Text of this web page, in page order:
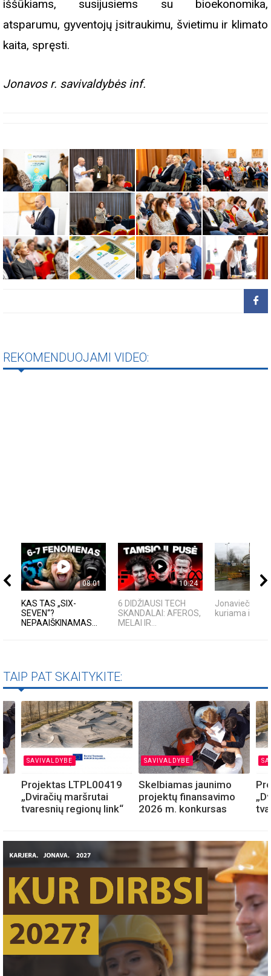
iššūkiams, susijusiems su bioekonomika,
atsparumu, gyventojų įsitraukimu, švietimu ir klimato
kaita, spręsti.
Jonavos r. savivaldybės inf.
REKOMENDUOJAMI VIDEO:
08:01
KAS TAS „SIX-
SEVEN“?
NEPAAIŠKINAMAS...
10:24
6 DIDŽIAUSI TECH
SKANDALAI: AFEROS,
MELAI IR...
Jonaviečių
kuriama
TAIP PAT SKAITYKITE:
SAVIVALDYBE
Projektas LTPL00419
„Dviračių maršrutai
tvaresnių regionų link“
SAVIVALDYBE
Skelbiamas jaunimo
projektų finansavimo
2026 m. konkursas